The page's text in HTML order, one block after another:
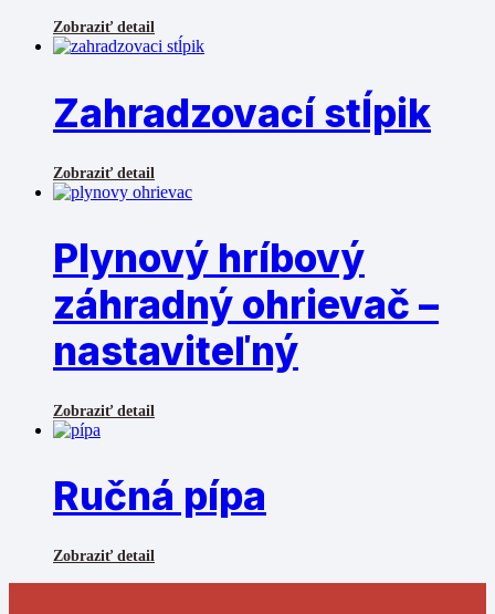
Zobraziť detail
Zahradzovací stĺpik
Zobraziť detail
Plynový hríbový
záhradný ohrievač –
nastaviteľný
Zobraziť detail
Ručná pípa
Zobraziť detail